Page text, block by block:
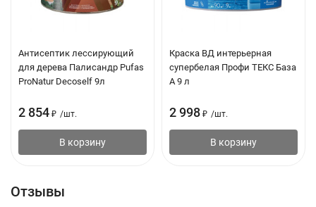
Антисептик лессирующий
для дерева Палисандр Pufas
ProNatur Decoself 9л
2 854 ₽ /шт.
В корзину
Краска ВД интерьерная
супербелая Профи ТЕКС База
А 9 л
2 998 ₽ /шт.
В корзину
Отзывы